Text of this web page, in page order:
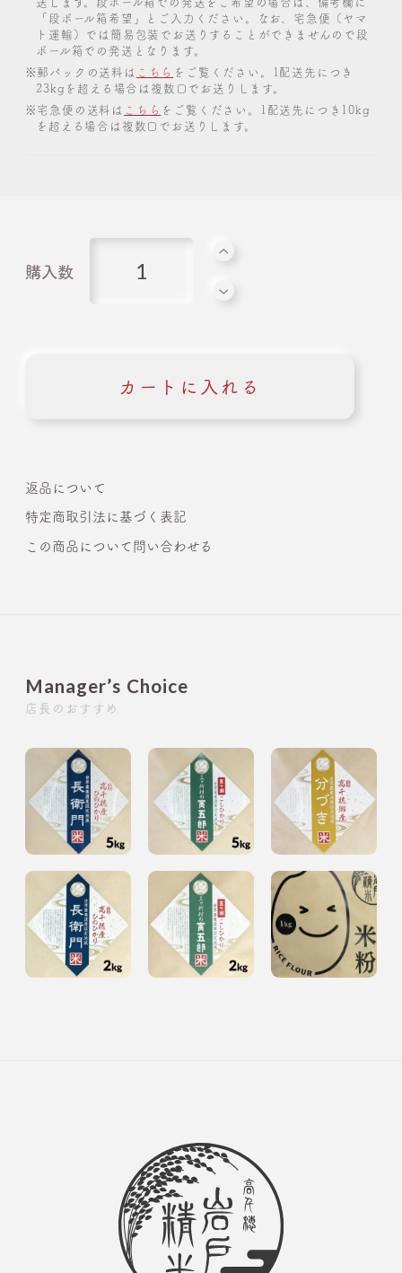
「段ボール箱希望」とご入力ください。なお、宅急便（ヤマ
ト運輸）では簡易包装でお送りすることができませんので段
ボール箱での発送となります。
※郵パックの送料は こちら をご覧ください。1配送先につき
23kgを超える場合は複数口でお送りします。
※宅急便の送料は こちら をご覧ください。1配送先につき10kg
を超える場合は複数口でお送りします。
購入数
カートに入れる
返品について
特定商取引法に基づく表記
この商品について問い合わせる
Manager’s Choice
店長のおすすめ